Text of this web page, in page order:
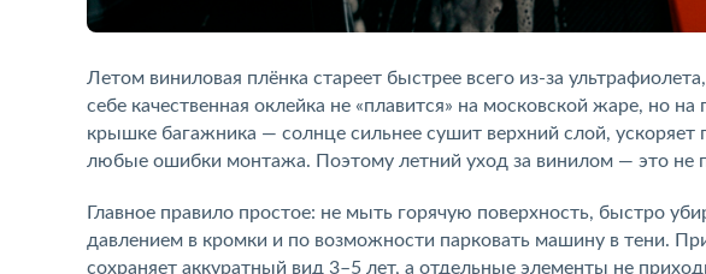
Летом виниловая плёнка стареет быстрее всего из-за
себе качественная оклейка не «плавится» на московской жаре, но
крышке багажника — солнце сильнее сушит верхний слой,
любые ошибки монтажа. Поэтому летний уход за винилом — это не
Главное правило простое: не мыть горячую поверхность, быстро
давлением в кромки и по возможности парковать машину в тени.
сохраняет аккуратный вид 3–5 лет, а отдельные элементы не